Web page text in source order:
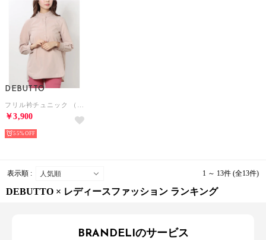
DEBUTTO
￥3,900
55%
表示順 : 1 ～ 13件 (全13件)
DEBUTTO × レディースファッション ランキング
BRANDELIのサービス